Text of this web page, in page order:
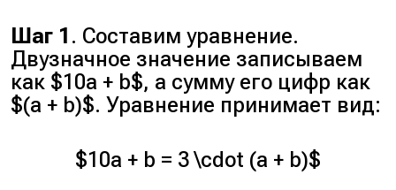
Шаг 1 . Составим уравнение.
Двузначное значение записываем
как $10a + b$, а сумму его цифр как
$(a + b)$. Уравнение принимает вид:
$10a + b = 3 \cdot (a + b)$